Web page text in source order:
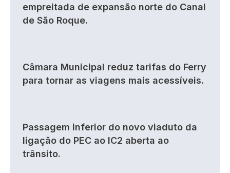
empreitada de expansão norte do Canal
de São Roque.
Câmara Municipal reduz tarifas do Ferry
para tornar as viagens mais acessíveis.
Passagem inferior do novo viaduto da
ligação do PEC ao IC2 aberta ao
trânsito.